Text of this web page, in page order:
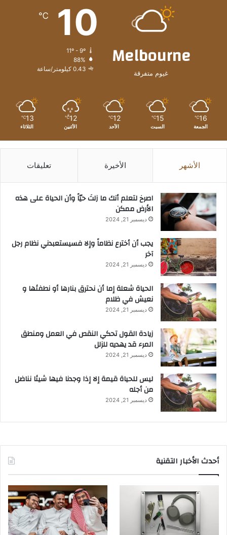
Melbourne
غيوم متفرقة
10
℃
11º - 9º
88%
0.43 كيلومتر/ساعة
16
℃
الجمعة
15
℃
السبت
12
℃
الأحد
12
℃
الأثنين
13
℃
الثلاثاء
الأشهر الأخيرة تعليقات
‫اصرخ لتعلم أنك ما زلتَ حيّاً وأن الحياة على هذه
الأرض ممكن
ديسمبر 21, 2024
يجب أن أخترع نظاماً وإلا فسيستعبدني نظام رجل
آخر
ديسمبر 21, 2024
الحياة شعلة إما أن نحترق بنارها أو نطفئها و
نعيش في ظلام
ديسمبر 21, 2024
زيادة القول تحكي النقص في العمل ومنطق
المرء قد يهديه للزلل
ديسمبر 21, 2024
ليس للحياة قيمة إلا إذا وجدنا فيها شيئا نناضل
من أجله
ديسمبر 21, 2024
أحدث الأخبار التقنية